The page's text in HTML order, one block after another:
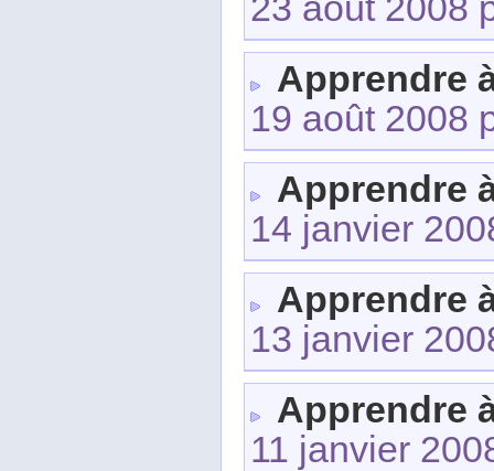
Apprendre
19 août 2008
Apprendre
14 janvier
Apprendre
13 janvier
Apprendre
11 janvier